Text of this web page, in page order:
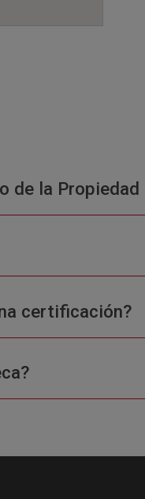
de la Propiedad
certificación?